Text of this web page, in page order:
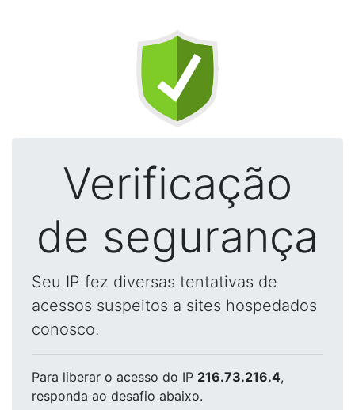
Verificação
de segurança
Seu IP fez diversas tentativas de
acessos suspeitos a sites hospedados
conosco.
Para liberar o acesso do IP 216.73.216.4,
responda ao desafio abaixo.